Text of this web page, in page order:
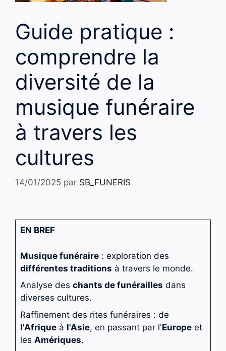
Guide pratique :
comprendre la
diversité de la
musique funéraire
à travers les
cultures
14/01/2025 par SB_FUNERIS
EN BREF
Musique funéraire: exploration des
différentes traditions à travers le monde.
Analyse des chants de funérailles dans
diverses cultures.
Raffinement des rites funéraires : de
l'Afriqueà l'Asie, en passant par l'Europeet
les Amériques.